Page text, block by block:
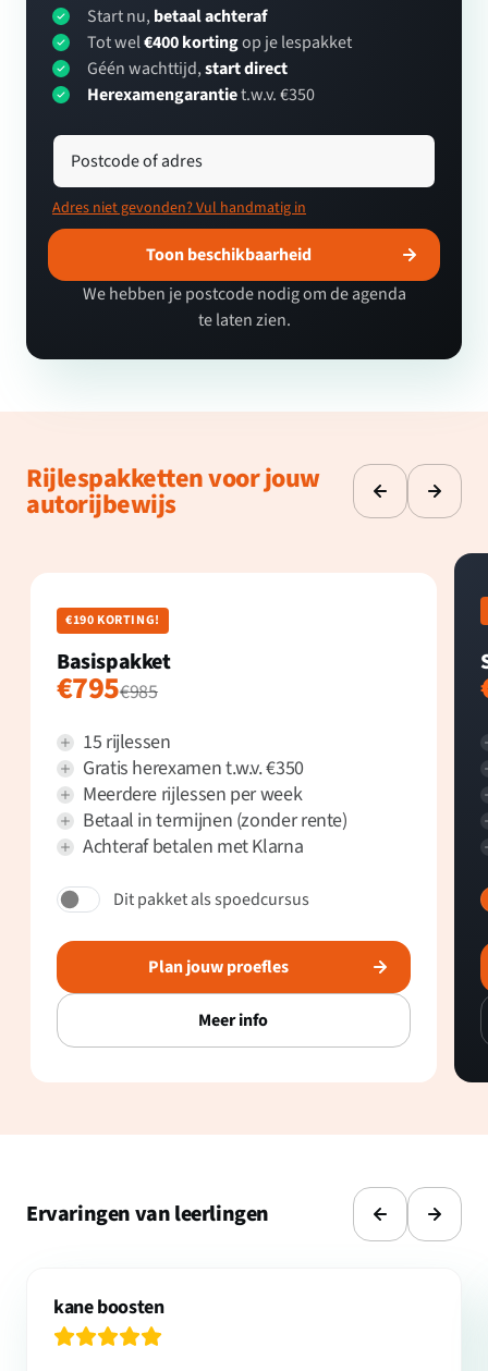
Start nu, betaal achteraf
Tot wel€400 kortingop je lespakket
Géén wachttijd,start direct
Herexamengarantiet.w.v. €350
Postcode of adres
Adres niet gevonden? Vul handmatig in
Toon beschikbaarheid
We hebben je postcode nodig om de agenda
te laten zien.
Rijlespakketten voor jouw
autorijbewijs
€190 KORTING!
Basispakket
€795€985
15 rijlessen
Gratis herexamen t.w.v. €350
Meerdere rijlessen per week
Betaal in termijnen (zonder rente)
Achteraf betalen met Klarna
Dit pakket als spoedcursus
Plan jouw proefles
Meer info
Ervaringen van leerlingen
kane boosten